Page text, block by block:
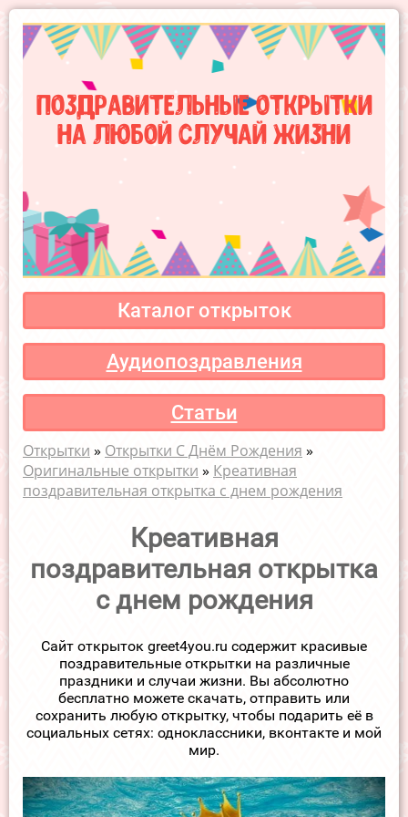
Поздравительные открытки
на любой случай жизни
Каталог открыток
Аудиопоздравления
Статьи
Открытки » Открытки С Днём Рождения »
Оригинальные открытки » Креативная
поздравительная открытка с днем рождения
Креативная
поздравительная открытка
с днем рождения
Сайт открыток greet4you.ru содержит красивые
поздравительные открытки на различные
праздники и случаи жизни. Вы абсолютно
бесплатно можете скачать, отправить или
сохранить любую открытку, чтобы подарить её в
социальных сетях: одноклассники, вконтакте и мой
мир.